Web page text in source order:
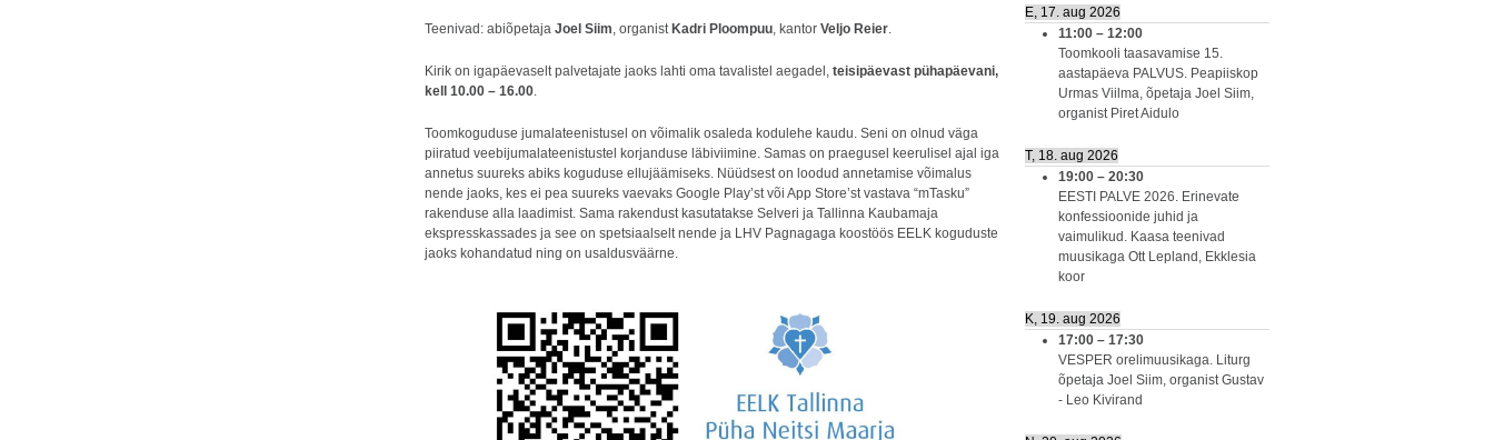
Teenivad: abiõpetaja Joel Siim, organist Kadri Ploompuu, kantor Veljo Reier.
Kirik on igapäevaselt palvetajate jaoks lahti oma tavalistel aegadel, teisipäevast pühapäevani,
kell 10.00 – 16.00.
Toomkoguduse jumalateenistusel on võimalik osaleda kodulehe kaudu. Seni on olnud väga
piiratud veebijumalateenistustel korjanduse läbiviimine. Samas on praegusel keerulisel ajal iga
annetus suureks abiks koguduse ellujäämiseks. Nüüdsest on loodud annetamise võimalus
nende jaoks, kes ei pea suureks vaevaks Google Play’st või App Store’st vastava “mTasku”
rakenduse alla laadimist. Sama rakendust kasutatakse Selveri ja Tallinna Kaubamaja
ekspresskassades ja see on spetsiaalselt nende ja LHV Pagnagaga koostöös EELK koguduste
jaoks kohandatud ning on usaldusväärne.
E, 17. aug 2026
11:00 – 12:00
Toomkooli taasavamise 15.
aastapäeva PALVUS. Peapiiskop
Urmas Viilma, õpetaja Joel Siim,
organist Piret Aidulo
T, 18. aug 2026
19:00 – 20:30
EESTI PALVE 2026. Erinevate
konfessioonide juhid ja
vaimulikud. Kaasa teenivad
muusikaga Ott Lepland, Ekklesia
koor
K, 19. aug 2026
17:00 – 17:30
VESPER orelimuusikaga. Liturg
õpetaja Joel Siim, organist Gustav
- Leo Kivirand